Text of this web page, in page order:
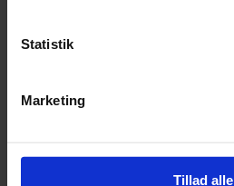
Statistik
Marketing
Tillad alle